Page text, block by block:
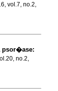
vol.7, no.2,
no.2,